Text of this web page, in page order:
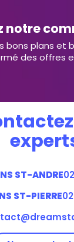
notre
bons plans et
des offres
ST-ANDRE
ST-PIERRE